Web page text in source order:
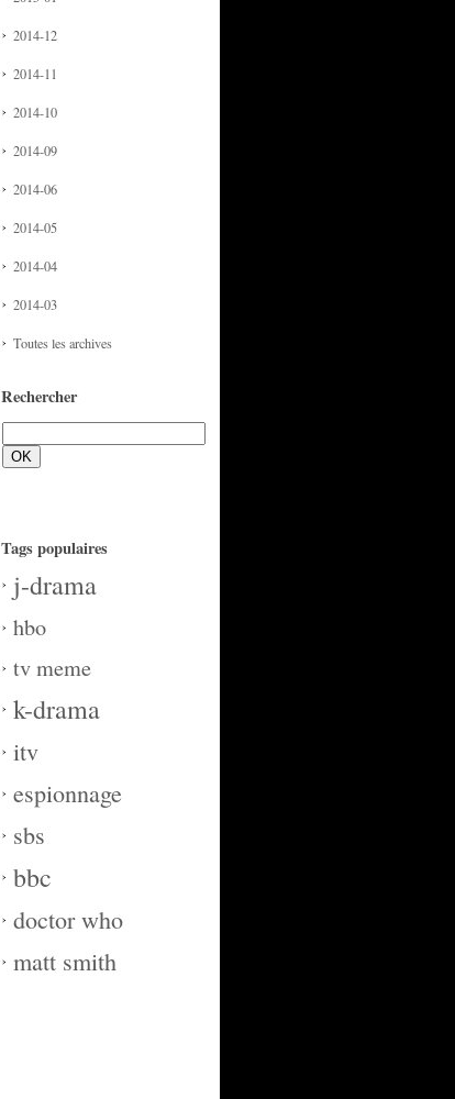
2014-12
2014-11
2014-10
2014-09
2014-06
2014-05
2014-04
2014-03
Toutes les archives
Rechercher
Tags populaires
j-drama
hbo
tv meme
k-drama
itv
espionnage
sbs
bbc
doctor who
matt smith